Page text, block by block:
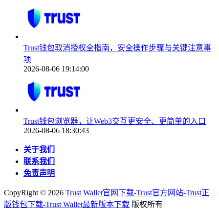
Trust钱包取消授权全指南，安全操作步骤与关键注意事
项
2026-08-06 19:14:00
Trust钱包浏览器，让Web3交互更安全、更简单的入口
2026-08-06 18:30:43
关于我们
联系我们
免责声明
CopyRight © 2026 Trust Wallet官网下载-Trust官方网站-Trust正
版钱包下载-Trust Wallet最新版本下载 版权所有